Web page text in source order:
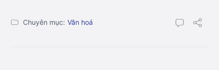
Chuyên mục: Văn hoá